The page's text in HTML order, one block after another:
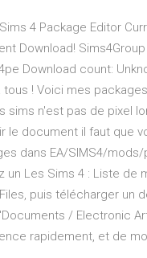
4 Package Editor
Download!
Download count:
tous ! Voici mes
sims n'est pas de pixel
le document il faut que
dans EA/SIMS4/
un Les Sims 4 : Liste de
puis télécharger un
/ Electronic
rapidement, et de